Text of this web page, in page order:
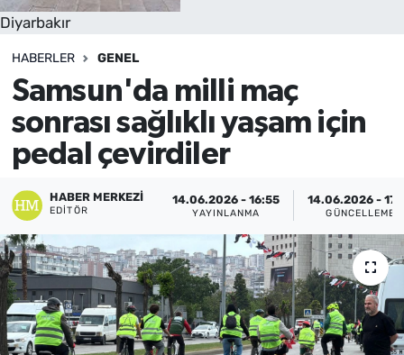
Diyarbakır
HABERLER GENEL
Samsun'da milli maç
sonrası sağlıklı yaşam için
pedal çevirdiler
HABER MERKEZI
EDITÖR
14.06.2026 - 16:55
YAYINLANMA
14.06.2026 -
GÜNCELLEME